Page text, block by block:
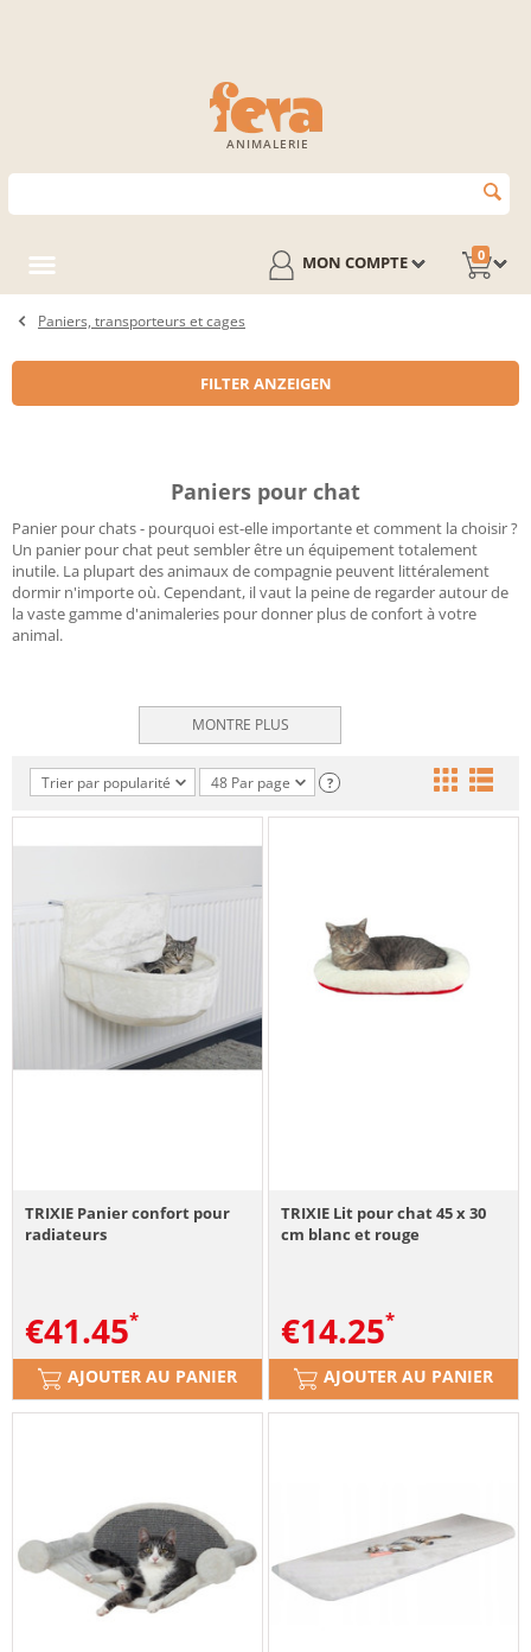
ANIMALERIE
0
MON COMPTE
Paniers, transporteurs et cages
FILTER ANZEIGEN
Paniers pour chat
Panier pour chats - pourquoi est-elle importante et comment la choisir ?
Un panier pour chat peut sembler être un équipement totalement
inutile. La plupart des animaux de compagnie peuvent littéralement
dormir n'importe où. Cependant, il vaut la peine de regarder autour de
la vaste gamme d'animaleries pour donner plus de confort à votre
animal.
MONTRE PLUS
Trier par popularité 48 Par page ?
TRIXIE Panier confort pour
radiateurs
€41.45
AJOUTER AU PANIER
TRIXIE Lit pour chat 45 x 30
cm blanc et rouge
€14.25
AJOUTER AU PANIER